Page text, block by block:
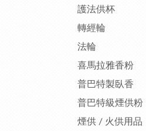
護法供杯
轉經輪
法輪
喜馬拉雅香粉
普巴特製臥香
普巴特級煙供粉
煙供 / 火供用品